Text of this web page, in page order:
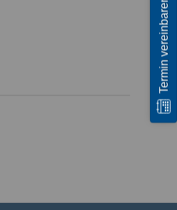
Termin vereinbaren